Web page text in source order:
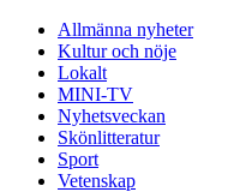
Allmänna nyheter
Kultur och nöje
Lokalt
MINI-TV
Nyhetsveckan
Skönlitteratur
Sport
Vetenskap